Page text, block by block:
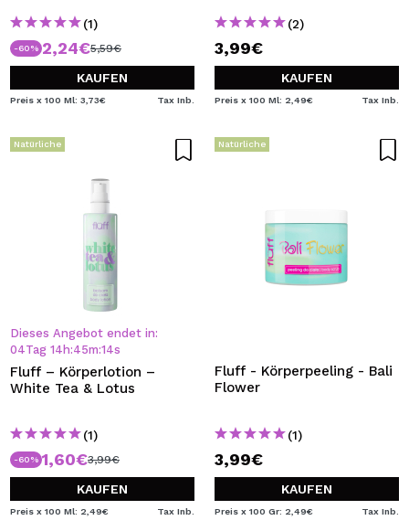
(1)
-60% 2,24€5,59€
KAUFEN
Preis x 100 Ml: 3,73€ Tax Inb.
(2)
3,99€
KAUFEN
Preis x 100 Ml: 2,49€ Tax Inb.
Natürliche
Dieses Angebot endet in:
04Tag 14 h:45m:14s
Fluff – Körperlotion –
White Tea & Lotus
(1)
-60% 1,60€3,99€
KAUFEN
Preis x 100 Ml: 2,49€ Tax Inb.
Natürliche
Fluff - Körperpeeling - Bali
Flower
(1)
3,99€
KAUFEN
Preis x 100 Gr: 2,49€ Tax Inb.